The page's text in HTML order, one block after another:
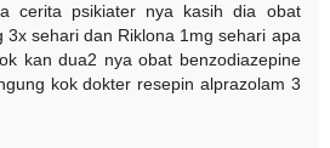
cerita psikiater nya kasih dia obat
3x sehari dan Riklona 1mg sehari apa
kan dua2 nya obat benzodiazepine
kok dokter resepin alprazolam 3